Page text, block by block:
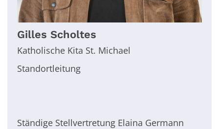
Gilles Scholtes
Katholische Kita St. Michael
Standortleitung
Ständige Stellvertretung Elaina Germann